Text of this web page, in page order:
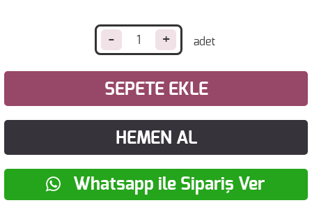
- +
SEPETE EKLE
HEMEN AL
Whatsapp ile Sipariş Ver